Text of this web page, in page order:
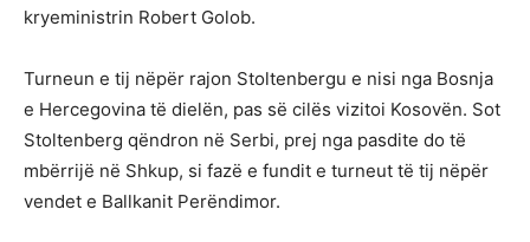
kryeministrin Robert Golob.
Turneun e tij nëpër rajon Stoltenbergu e nisi nga Bosnja
e Hercegovina të dielën, pas së cilës vizitoi Kosovën. Sot
Stoltenberg qëndron në Serbi, prej nga pasdite do të
mbërrijë në Shkup, si fazë e fundit e turneut të tij nëpër
vendet e Ballkanit Perëndimor.